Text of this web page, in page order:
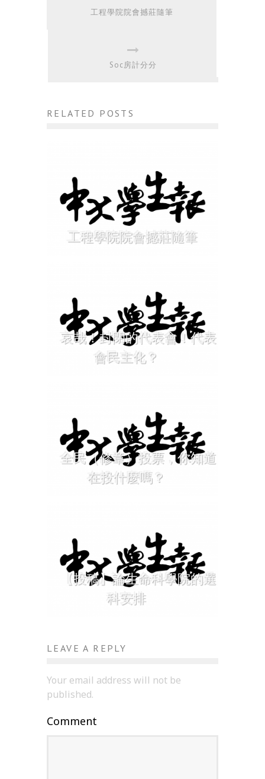
工程學院院會撼莊隨筆
Soc房計分分
RELATED POSTS
工程學院院會撼莊隨筆
哀哉！封閉的代表會！代表
會民主化？
全民（修章）投票，你知道
在投什麼嗎？
【投稿】論生命科學院的選
科安排
LEAVE A REPLY
Your email address will not be
published.
Comment